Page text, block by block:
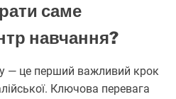
саме
навчання?
— це перший важливий крок
Ключова перевага